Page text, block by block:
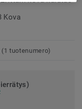
Kova
(1 tuotenumero)